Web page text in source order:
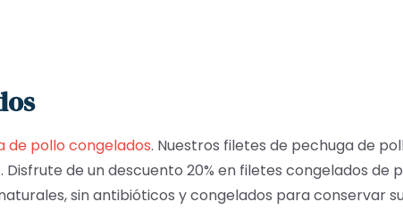
de pollo congelados. Nuestros filetes de pechuga de
de un descuento 20% en filetes congelados de
sin antibióticos y congelados para conservar